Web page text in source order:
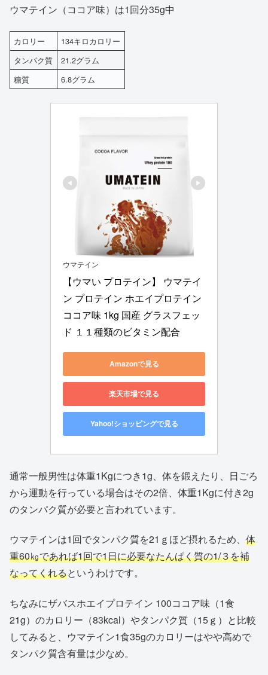
ウマテイン（ココア味）は1回分35g中
カロリー
134キロカロリー
タンパク質
21.2グラム
糖質
6.8グラム
ウマテイン
【ウマい プロテイン】 ウマテイ
ン プロテイン ホエイプロテイン
ココア味 1kg 国産 グラスフェッ
ド １１種類のビタミン配合
Amazonで見る
楽天市場で見る
Yahoo!ショッピングで見る
通常一般男性は体重1Kgにつき1g、体を鍛えたり、日ごろ
から運動を行っている場合はその2倍、体重1Kgに付き2g
のタンパク質が必要と言われています。
ウマテインは1回でタンパク質を21ｇほど摂れるため、 体
重60㎏であれば1回で1日に必要なたんぱく質の1/３を補
なってくれるというわけです。
ちなみにザバスホエイプロテイン 100ココア味（1食
21g）のカロリー（83kcal）やタンパク質（15ｇ）と比較
してみると、ウマテイン1食35gのカロリーはやや高めで
タンパク質含有量は少なめ。